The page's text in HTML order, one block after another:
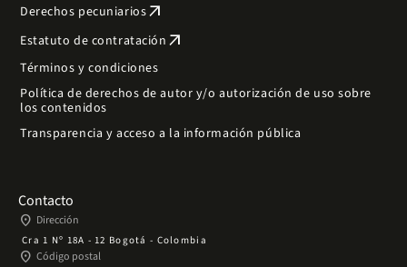
Derechos pecuniariosarrow_outward
Estatuto de contratación arrow_outward
Términos y condiciones
Política de derechos de autor y/o autorización de uso sobre
los contenidos
Transparencia y acceso a la información pública
Contacto
place Dirección
Cra 1 Nº 18A - 12 Bogotá - Colombia
place Código postal